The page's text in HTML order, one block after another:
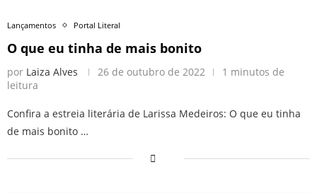
Lançamentos Portal Literal
O que eu tinha de mais bonito
por Laiza Alves 26 de outubro de 2022
1 minutos de
leitura
Confira a estreia literária de Larissa Medeiros: O que eu tinha
de mais bonito …